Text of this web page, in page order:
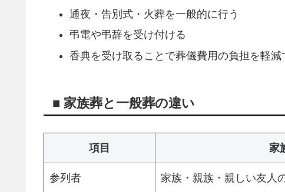
通夜・告別式・火葬を一般的に行う
弔電や弔辞を受け付ける
香典を受け取ることで葬儀費用の負担を軽減
■ 家族葬と一般葬の違い
項目 家
参列者 家族・親族・親しい友人